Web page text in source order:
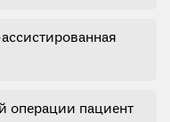
операции пациент